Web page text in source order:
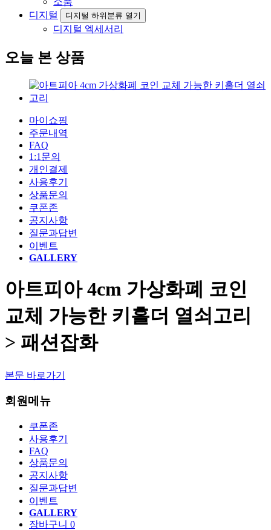
디지털
디지털 하위분류 열기
디지털 엑세서리
오늘 본 상품
마이쇼핑
주문내역
FAQ
1:1문의
개인결제
사용후기
상품문의
쿠폰존
공지사항
질문과답변
이벤트
GALLERY
아트피아 4cm 가상화폐 코인
교체 가능한 키홀더 열쇠고리
> 패션잡화
본문 바로가기
회원메뉴
쿠폰존
사용후기
FAQ
상품문의
공지사항
질문과답변
이벤트
GALLERY
장바구니 0